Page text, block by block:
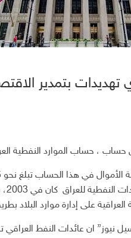
بتمدير
، حساب الموارد النفطية
هذا الحساب تبلغ نحو 35 مليار دولار.
على إدارة موارد
نيوز” ان عائدات النفط العراقي